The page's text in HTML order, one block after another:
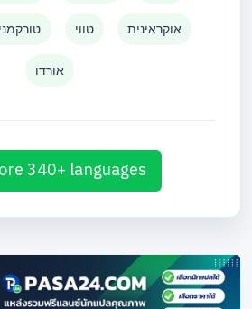
טווי אוקראינית
אורדו
340+ languages